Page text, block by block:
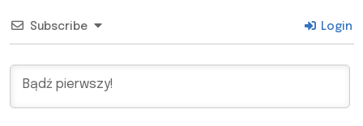
Subscribe Login